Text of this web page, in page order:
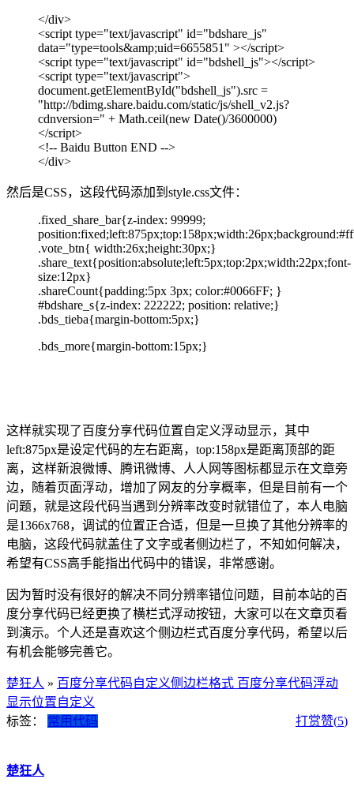
</div>
<script type="text/javascript" id="bdshare_js"
data="type=tools&amp;uid=6655851" ></script>
<script type="text/javascript" id="bdshell_js"></script>
<script type="text/javascript">
document.getElementById("bdshell_js").src =
"http://bdimg.share.baidu.com/static/js/shell_v2.js?
cdnversion=" + Math.ceil(new Date()/3600000)
</script>
<!-- Baidu Button END -->
</div>
然后是CSS，这段代码添加到style.css文件：
.fixed_share_bar{z-index: 99999;
.vote_btn{ width:26x;height:30px;}
.share_text{position:absolute;left:5px;top:2px;width:22px;font-
size:12px}
.shareCount{padding:5px 3px; color:#0066FF; }
#bdshare_s{z-index: 222222; position: relative;}
.bds_tieba{margin-bottom:5px;}
.bds_more{margin-bottom:15px;}
这样就实现了百度分享代码位置自定义浮动显示，其中
left:875px是设定代码的左右距离，top:158px是距离顶部的距
离，这样新浪微博、腾讯微博、人人网等图标都显示在文章旁
边，随着页面浮动，增加了网友的分享概率，但是目前有一个
问题，就是这段代码当遇到分辨率改变时就错位了，本人电脑
是1366x768，调试的位置正合适，但是一旦换了其他分辨率的
电脑，这段代码就盖住了文字或者侧边栏了，不知如何解决，
希望有CSS高手能指出代码中的错误，非常感谢。
因为暂时没有很好的解决不同分辨率错位问题，目前本站的百
度分享代码已经更换了横栏式浮动按钮，大家可以在文章页看
到演示。个人还是喜欢这个侧边栏式百度分享代码，希望以后
有机会能够完善它。
楚狂人 » 百度分享代码自定义侧边栏格式 百度分享代码浮动
显示位置自定义
打赏赞(5)
标签： 常用代码
楚狂人